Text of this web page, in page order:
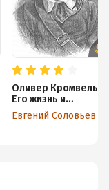
Оливер Кромвель.
Его жизнь и
политическая
деятельность
Евгений Соловьев